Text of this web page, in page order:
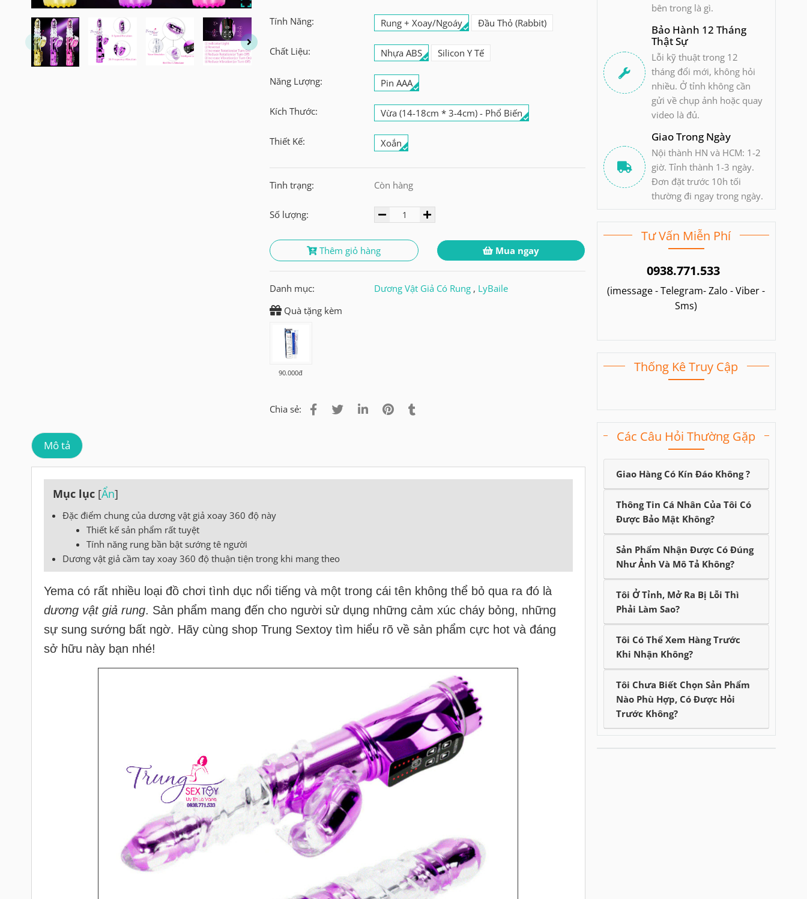
Tính Năng: Rung + Xoay/Ngoáy Đầu Thỏ (Rabbit)
Chất Liệu: Nhựa ABS Silicon Y Tế
Năng Lượng: Pin AAA
Kích Thước: Vừa (14-18cm * 3-4cm) - Phổ Biến
Thiết Kế: Xoắn
Tình trạng: Còn hàng
Số lượng:
Thêm giỏ hàng Mua ngay
Danh mục: Dương Vật Giả Có Rung , LyBaile
Quà tặng kèm
90.000đ
Chia sẻ:
Mô tả
Mục lục [Ẩn]
Đặc điểm chung của dương vật giả xoay 360 độ này
Thiết kế sản phẩm rất tuyệt
Tính năng rung bần bật sướng tê người
Dương vật giả cầm tay xoay 360 độ thuận tiện trong khi mang theo
Yema có rất nhiều loại đồ chơi tình dục nổi tiếng và một trong cái tên không thể bỏ qua ra đó là
dương vật giả rung. Sản phẩm mang đến cho người sử dụng những cảm xúc cháy bỏng, những
sự sung sướng bất ngờ. Hãy cùng shop Trung Sextoy tìm hiểu rõ về sản phẩm cực hot và đáng
sở hữu này bạn nhé!
bên trong là gì.
Bảo Hành 12 Tháng
Thật Sự
Lỗi kỹ thuật trong 12
tháng đổi mới, không hỏi
nhiều. Ở tỉnh không cần
gửi về chụp ảnh hoặc quay
video là đủ.
Giao Trong Ngày
Nội thành HN và HCM: 1-2
giờ. Tỉnh thành 1-3 ngày.
Đơn đặt trước 10h tối
thường đi ngay trong ngày.
Tư Vấn Miễn Phí
0938.771.533
(imessage - Telegram- Zalo - Viber -
Sms)
Thống Kê Truy Cập
Các Câu Hỏi Thường Gặp
Giao Hàng Có Kín Đáo Không ?
Thông Tin Cá Nhân Của Tôi Có
Được Bảo Mật Không?
Sản Phẩm Nhận Được Có Đúng
Như Ảnh Và Mô Tả Không?
Tôi Ở Tỉnh, Mở Ra Bị Lỗi Thì
Phải Làm Sao?
Tôi Có Thể Xem Hàng Trước
Khi Nhận Không?
Tôi Chưa Biết Chọn Sản Phẩm
Nào Phù Hợp, Có Được Hỏi
Trước Không?